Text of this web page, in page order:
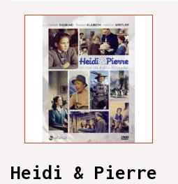
Heidi & Pierre